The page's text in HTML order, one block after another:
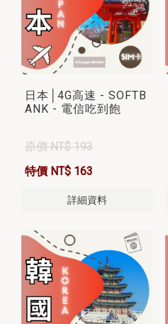
日本│4G高速 - SOFTB
ANK - 電信吃到飽
原價 NT$ 193
特價 NT$ 163
詳細資料